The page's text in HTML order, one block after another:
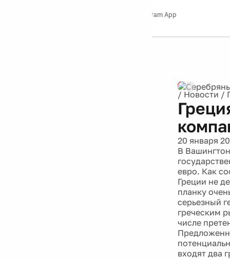
Telegram App
/ Новости /
20 января
В
евро. Как
Греции не
планку
серьезный
греческим
числе
входят два